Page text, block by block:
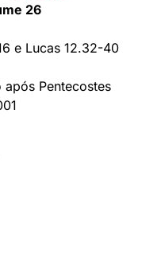
26
e Lucas 12.32-40
após Pentecostes